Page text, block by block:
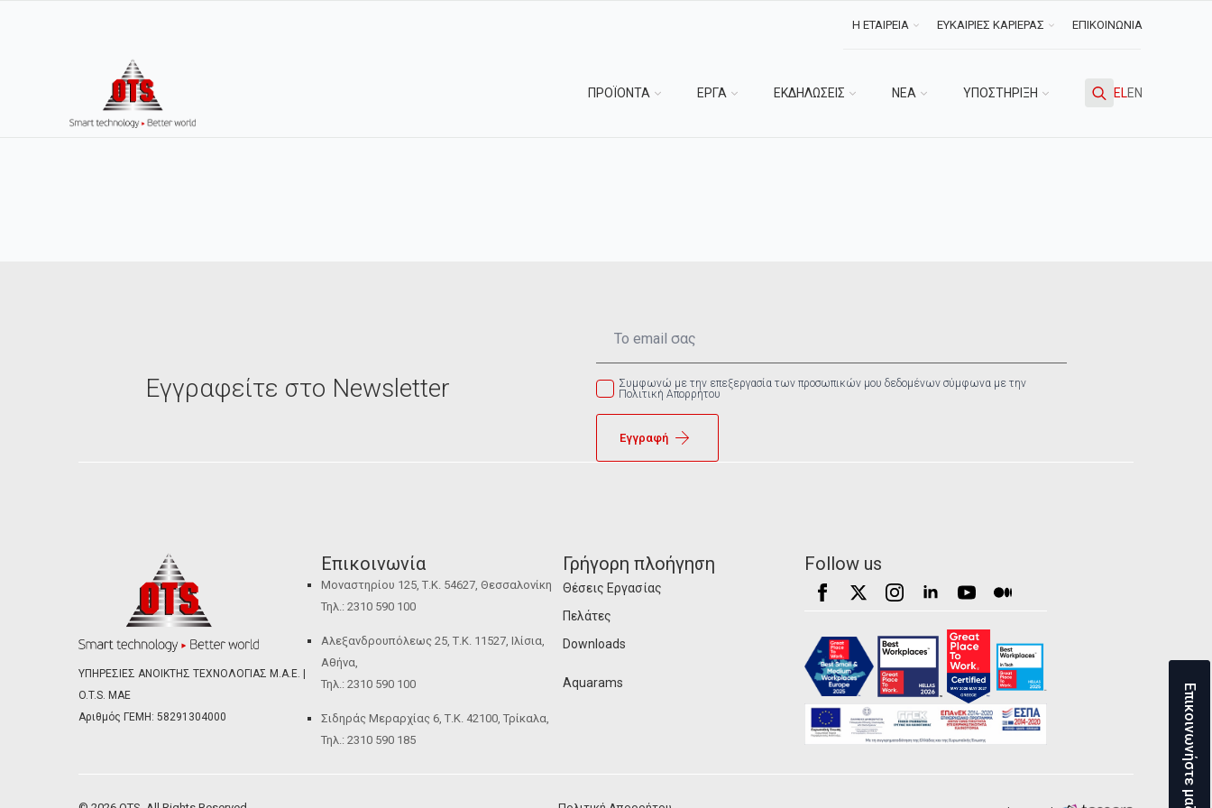
Η ΕΤΑΙΡΕΙΑ ΕΥΚΑΙΡΙΕΣ ΚΑΡΙΕΡΑΣ ΕΠΙΚΟΙΝΩΝΙΑ
ΠΡΟΪΟΝΤΑ ΕΡΓΑ ΕΚΔΗΛΩΣΕΙΣ ΝΕΑ ΥΠΟΣΤΗΡΙΞΗ ELEN
Εγγραφείτε στο Newsletter
Συμφωνώ με την επεξεργασία των προσωπικών μου δεδομένων σύμφωνα με την
Πολιτική Απορρήτου
Εγγραφή
ΥΠΗΡΕΣΙΕΣ ΑΝΟΙΚΤΗΣ ΤΕΧΝΟΛΟΓΙΑΣ Μ.Α.Ε. |
O.T.S. ΜΑΕ
Αριθμός ΓΕΜΗ: 58291304000
Επικοινωνία
Μοναστηρίου 125, Τ.Κ. 54627, Θεσσαλονίκη
Τηλ.: 2310 590 100
Αλεξανδρουπόλεως 25, Τ.Κ. 11527, Ιλίσια,
Αθήνα,
Τηλ.: 2310 590 100
Σιδηράς Μεραρχίας 6, Τ.Κ. 42100, Τρίκαλα,
Τηλ.: 2310 590 185
Γρήγορη πλοήγηση
Θέσεις Εργασίας
Πελάτες
Downloads
Aquarams
Follow us
Επικοινωνήστε μαζί μας